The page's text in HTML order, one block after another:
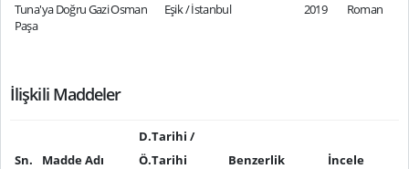
Tuna'ya Doğru Gazi Osman
Paşa
Eşik / İstanbul 2019 Roman
İlişkili Maddeler
Sn. Madde Adı
D.Tarihi /
Ö.Tarihi
Benzerlik
İncele